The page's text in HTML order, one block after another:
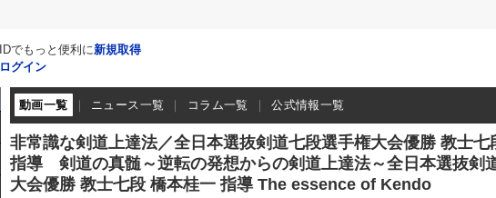
IDでもっと便利に新規取得
ログイン
動画一覧 ニュース一覧 コラム一覧 公式情報一覧
非常識な剣道上達法／全日本選抜剣道七段選手権大会優勝 教士七
指導 剣道の真髄～逆転の発想からの剣道上達法～全日本選抜剣
大会優勝 教士七段 橋本桂一 指導 The essence of Kendo